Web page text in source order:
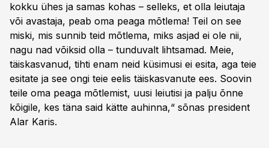
kokku ühes ja samas kohas – selleks, et olla leiutaja
või avastaja, peab oma peaga mõtlema! Teil on see
miski, mis sunnib teid mõtlema, miks asjad ei ole nii,
nagu nad võiksid olla – tunduvalt lihtsamad. Meie,
täiskasvanud, tihti enam neid küsimusi ei esita, aga teie
esitate ja see ongi teie eelis täiskasvanute ees. Soovin
teile oma peaga mõtlemist, uusi leiutisi ja palju õnne
kõigile, kes täna said kätte auhinna,“ sõnas president
Alar Karis.